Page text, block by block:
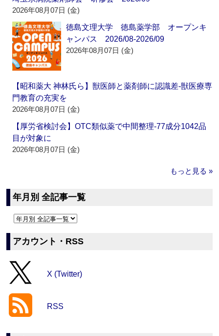
2026年08月07日 (金)
徳島文理大学 徳島薬学部 オープンキ
ャンパス 2026/08-2026/09
2026年08月07日 (金)
【昭和薬大 神林氏ら】獣医師と薬剤師に認識差‐獣医療専
門教育の充実を
2026年08月07日 (金)
【厚労省検討会】OTC類似薬で中間整理‐77成分1042品
目が対象に
2026年08月07日 (金)
もっと見る »
年月別 全記事一覧
アカウント・RSS
X (Twitter)
RSS